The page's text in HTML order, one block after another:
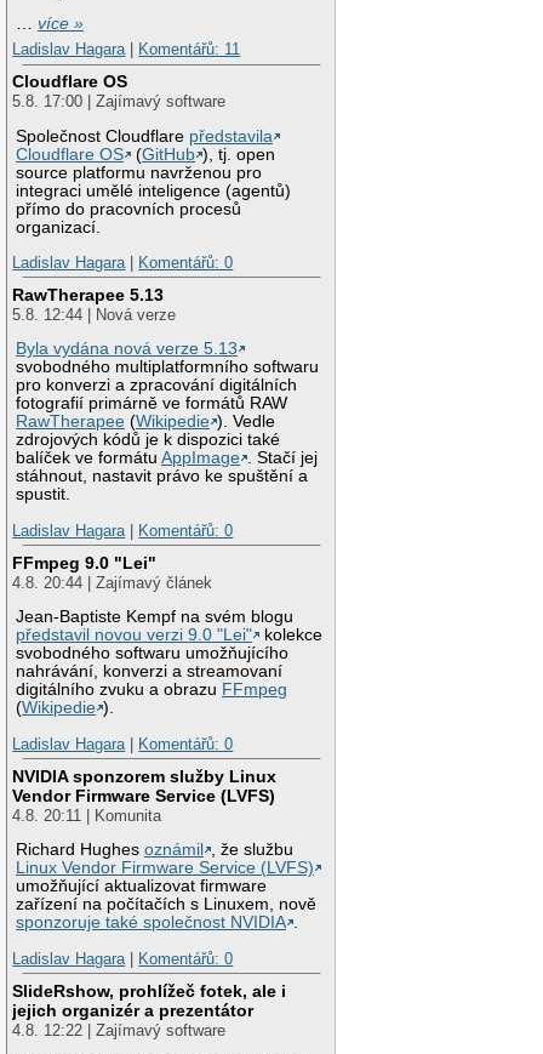
…více »
Ladislav Hagara| Komentářů: 11
Cloudflare OS
5.8. 17:00 | Zajímavý software
Společnost Cloudflare představila
Cloudflare OS
(GitHub ), tj. open
source platformu navrženou pro
integraci umělé inteligence (agentů)
přímo do pracovních procesů
organizací.
Ladislav Hagara| Komentářů: 0
RawTherapee 5.13
5.8. 12:44 | Nová verze
Byla vydána nová verze 5.13
svobodného multiplatformního softwaru
pro konverzi a zpracování digitálních
fotografií primárně ve formátů RAW
RawTherapee (Wikipedie ). Vedle
zdrojových kódů je k dispozici také
balíček ve formátuAppImage . Stačí jej
stáhnout, nastavit právo ke spuštění a
spustit.
Ladislav Hagara| Komentářů: 0
FFmpeg 9.0 "Lei"
4.8. 20:44 | Zajímavý článek
Jean-Baptiste Kempf na svém blogu
představil novou verzi 9.0 "Lei"
kolekce
svobodného softwaru umožňujícího
nahrávání, konverzi a streamovaní
digitálního zvuku a obrazu FFmpeg
(Wikipedie ).
Ladislav Hagara| Komentářů: 0
NVIDIA sponzorem služby Linux
Vendor Firmware Service (LVFS)
4.8. 20:11 | Komunita
Richard Hughesoznámil
, že službu
Linux Vendor Firmware Service (LVFS)
umožňující aktualizovat firmware
zařízení na počítačích s Linuxem, nově
sponzoruje také společnost NVIDIA .
Ladislav Hagara| Komentářů: 0
SlideRshow, prohlížeč fotek, ale i
jejich organizér a prezentátor
4.8. 12:22 | Zajímavý software